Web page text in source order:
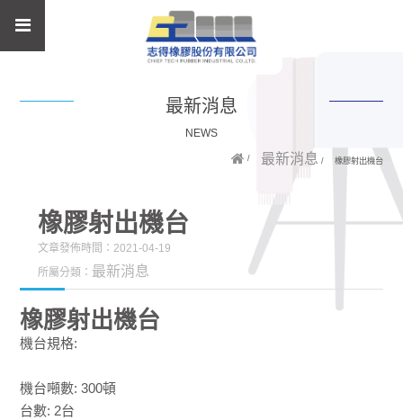
最新消息
NEWS
最新消息 橡膠射出機台
橡膠射出機台
文章發佈時間：2021-04-19
所屬分類： 最新消息
橡膠射出機台
機台規格:
機台噸數: 300頓
台數: 2台